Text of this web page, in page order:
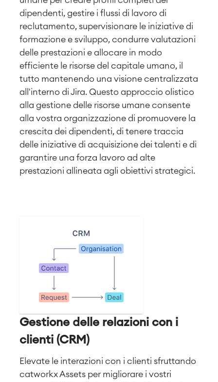
dipendenti, gestire i flussi di lavoro di
reclutamento, supervisionare le iniziative di
formazione e sviluppo, condurre valutazioni
delle prestazioni e allocare in modo
efficiente le risorse del capitale umano, il
tutto mantenendo una visione centralizzata
all'interno di Jira. Questo approccio olistico
alla gestione delle risorse umane consente
alla vostra organizzazione di promuovere la
crescita dei dipendenti, di tenere traccia
delle iniziative di acquisizione dei talenti e di
garantire una forza lavoro ad alte
prestazioni allineata agli obiettivi strategici.
Gestione delle relazioni con i
clienti (CRM)
Elevate le interazioni con i clienti sfruttando
catworkx Assets per migliorare i vostri